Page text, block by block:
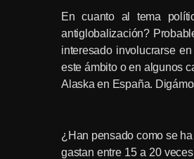
En cuanto al tema
antiglobalización?
interesado involucrarse
este ámbito o en algunos
Alaska en España.
¿Han pensado como se
gastan entre 15 a 20